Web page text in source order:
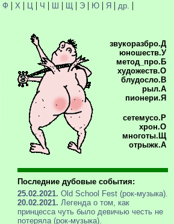
Ф | Х | Ц | Ч | Ш | Щ | Э| Ю| Я| др. |
звукоразбро.Д
юношеств.У
метод_про.Б
художеств.О
блудосло.В
рыл.А
пионери.Я
сетемусо.Р
хрон.О
многоты.Щ
отрыжк.А
Последние дубовые события:
25.02.2021. Old School Fest (рок-музыка).
20.02.2021. Легенда о том, как
принцесса чуть было девичью честь не
потеряла (рок-музыка).